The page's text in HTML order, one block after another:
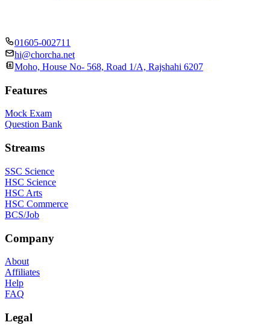
01605-002711
hi@chorcha.net
Moho, House No- 568, Road 1/A, Rajshahi 6207
Features
Mock Exam
Question Bank
Streams
SSC Science
HSC Science
HSC Arts
HSC Commerce
BCS/Job
Company
About
Affiliates
Help
FAQ
Legal